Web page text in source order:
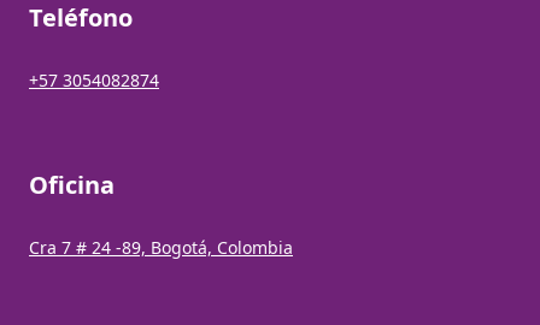
Teléfono
+57 3054082874
Oficina
Cra 7 # 24 -89, Bogotá, Colombia